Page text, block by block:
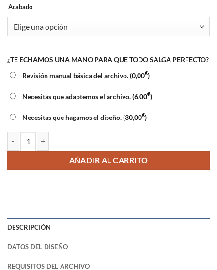
Acabado
¿TE ECHAMOS UNA MANO PARA QUE TODO SALGA PERFECTO?
Revisión manual básica del archivo. (0,00€)
Necesitas que adaptemos el archivo. (6,00€)
Necesitas que hagamos el diseño. (30,00€)
Flyers estándar cantidadAÑADIR AL CARRITO
DESCRIPCIÓN
DATOS DEL DISEÑO
REQUISITOS DEL ARCHIVO